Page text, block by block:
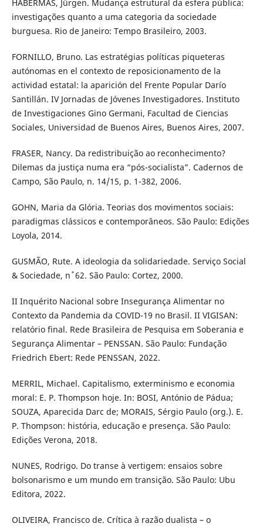
HABERMAS, Jürgen. Mudança estrutural da esfera pública:
investigações quanto a uma categoria da sociedade
burguesa. Rio de Janeiro: Tempo Brasileiro, 2003.
FORNILLO, Bruno. Las estratégias políticas piqueteras
autónomas en el contexto de reposicionamento de la
actividad estatal: la aparición del Frente Popular Darío
Santillán. IV Jornadas de Jóvenes Investigadores. Instituto
de Investigaciones Gino Germani, Facultad de Ciencias
Sociales, Universidad de Buenos Aires, Buenos Aires, 2007.
FRASER, Nancy. Da redistribuição ao reconhecimento?
Dilemas da justiça numa era “pós-socialista”. Cadernos de
Campo, São Paulo, n. 14/15, p. 1-382, 2006.
GOHN, Maria da Glória. Teorias dos movimentos sociais:
paradigmas clássicos e contemporâneos. São Paulo: Edições
Loyola, 2014.
GUSMÃO, Rute. A ideologia da solidariedade. Serviço Social
& Sociedade, n ̊ 62. São Paulo: Cortez, 2000.
II Inquérito Nacional sobre Insegurança Alimentar no
Contexto da Pandemia da COVID-19 no Brasil. II VIGISAN:
relatório final. Rede Brasileira de Pesquisa em Soberania e
Segurança Alimentar – PENSSAN. São Paulo: Fundação
Friedrich Ebert: Rede PENSSAN, 2022.
MERRIL, Michael. Capitalismo, exterminismo e economia
moral: E. P. Thompson hoje. In: BOSI, António de Pádua;
SOUZA, Aparecida Darc de; MORAIS, Sérgio Paulo (org.). E.
P. Thompson: história, educação e presença. São Paulo:
Edições Verona, 2018.
NUNES, Rodrigo. Do transe à vertigem: ensaios sobre
bolsonarismo e um mundo em transição. São Paulo: Ubu
Editora, 2022.
OLIVEIRA, Francisco de. Crítica à razão dualista – o